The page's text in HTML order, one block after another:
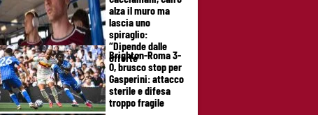
alza il muro ma
lascia uno
spiraglio:
“Dipende dalle
offerte”
Brighton-Roma 3-
0, brusco stop per
Gasperini: attacco
sterile e difesa
troppo fragile